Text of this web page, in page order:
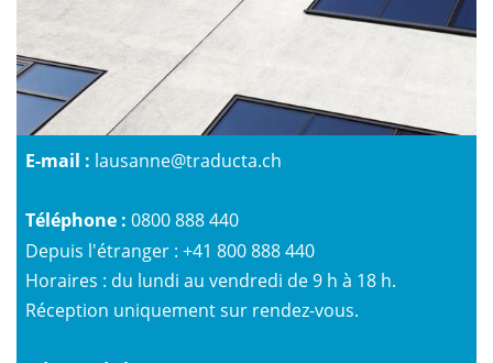
E-mail : lausanne@traducta.ch
Téléphone : 0800 888 440
Depuis l'étranger : +41 800 888 440
Horaires : du lundi au vendredi de 9 h à 18 h.
Réception uniquement sur rendez-vous.